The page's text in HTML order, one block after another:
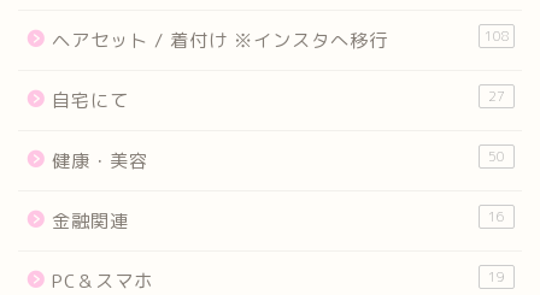
ヘアセット / 着付け ※インスタへ移行 108
自宅にて 27
健康・美容 50
金融関連 16
PC＆スマホ 19